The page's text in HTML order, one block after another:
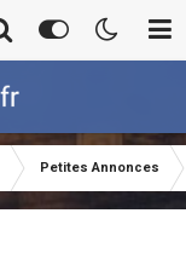
Petites Annonces